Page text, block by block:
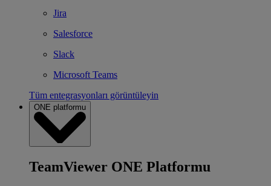
Jira
Salesforce
Slack
Microsoft Teams
Tüm entegrasyonları görüntüleyin
ONE platformu
TeamViewer ONE Platformu